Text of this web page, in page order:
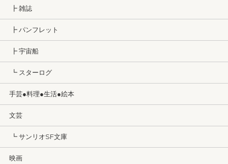
┣ 雑誌
┣ パンフレット
┣ 宇宙船
┗ スターログ
手芸●料理●生活●絵本
文芸
┗ サンリオSF文庫
映画